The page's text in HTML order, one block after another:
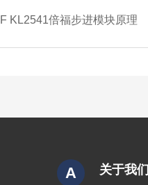
KL2541倍福步进模块原理
A 关于我们